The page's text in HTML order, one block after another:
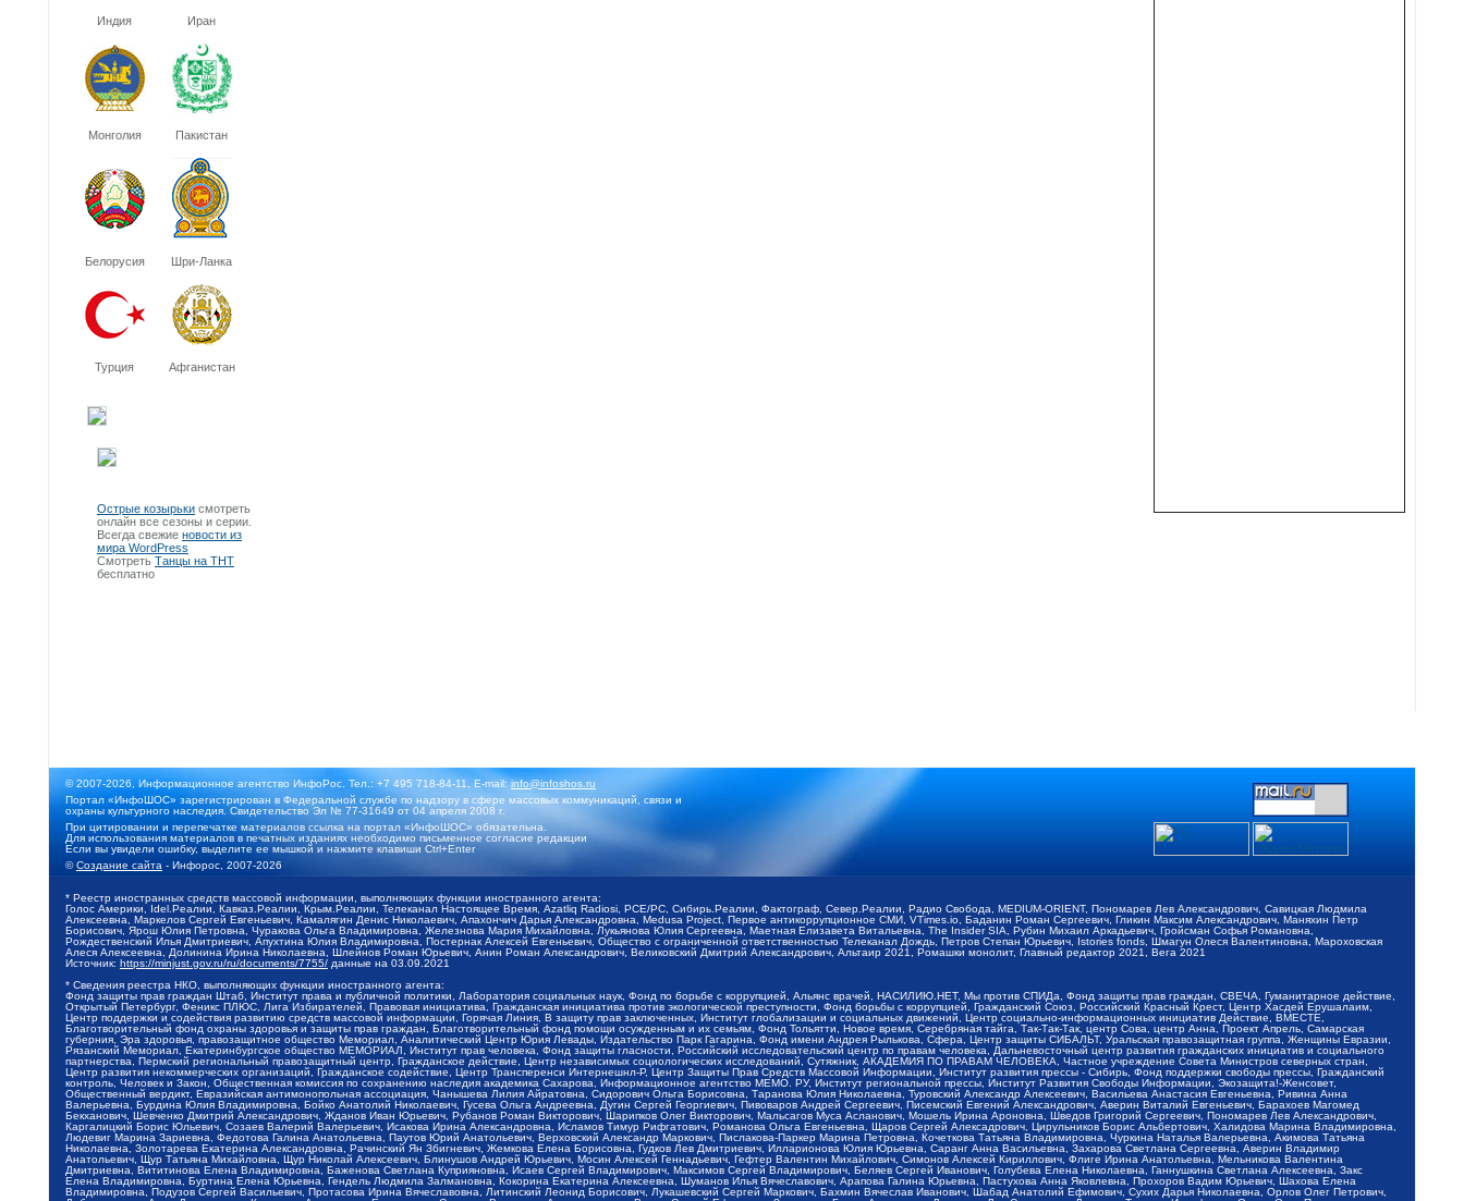
Индия Иран
Монголия Пакистан
Белорусия Шри-Ланка
Турция Афганистан
Острые козырьки смотреть
онлайн все сезоны и серии.
Всегда свежие новости из
мира WordPress
Смотреть Танцы на ТНТ
бесплатно
© 2007-2026, Информационное агентство ИнфоРос. Тел.: +7 495 718-84-11, E-mail:info@infoshos.ru
Портал «ИнфоШОС» зарегистрирован в Федеральной службе по надзору в сфере массовых коммуникаций, связи и
охраны культурного наследия. Свидетельство Эл № 77-31649 от 04 апреля 2008 г.
При цитировании и перепечатке материалов ссылка на портал «ИнфоШОС» обязательна.
Для использования материалов в печатных изданиях необходимо письменное согласие редакции
Если вы увидели ошибку, выделите ее мышкой и нажмите клавиши Ctrl+Enter
©Создание сайта - Инфорос, 2007-2026
* Реестр иностранных средств массовой информации, выполняющих функции иностранного агента:
Голос Америки, Idel.Реалии, Кавказ.Реалии, Крым.Реалии, Телеканал Настоящее Время, Azatliq Radiosi, PCE/PC, Сибирь.Реалии, Фактограф, Север.Реалии, Радио Свобода, MEDIUM-ORIENT, Пономарев Лев Александрович, Савицкая Людмила
Алексеевна, Маркелов Сергей Евгеньевич, Камалягин Денис Николаевич, Апахончич Дарья Александровна, Medusa Project, Первое антикоррупционное СМИ, VTimes.io, Баданин Роман Сергеевич, Гликин Максим Александрович, Маняхин Петр
Борисович, Ярош Юлия Петровна, Чуракова Ольга Владимировна, Железнова Мария Михайловна, Лукьянова Юлия Сергеевна, Маетная Елизавета Витальевна, The Insider SIA, Рубин Михаил Аркадьевич, Гройсман Софья Романовна,
Рождественский Илья Дмитриевич, Апухтина Юлия Владимировна, Постернак Алексей Евгеньевич, Общество с ограниченной ответственностью Телеканал Дождь, Петров Степан Юрьевич, Istories fonds, Шмагун Олеся Валентиновна, Мароховская
Алеся Алексеевна, Долинина Ирина Николаевна, Шлейнов Роман Юрьевич, Анин Роман Александрович, Великовский Дмитрий Александрович, Альтаир 2021, Ромашки монолит, Главный редактор 2021, Вега 2021
Источник: https://minjust.gov.ru/ru/documents/7755/ данные на 03.09.2021
* Сведения реестра НКО, выполняющих функции иностранного агента:
Фонд защиты прав граждан Штаб, Институт права и публичной политики, Лаборатория социальных наук, Фонд по борьбе с коррупцией, Альянс врачей, НАСИЛИЮ.НЕТ, Мы против СПИДа, Фонд защиты прав граждан, СВЕЧА, Гуманитарное действие,
Открытый Петербург, Феникс ПЛЮС, Лига Избирателей, Правовая инициатива, Гражданская инициатива против экологической преступности, Фонд борьбы с коррупцией, Гражданский Союз, Российский Красный Крест, Центр Хасдей Ерушалаим,
Центр поддержки и содействия развитию средств массовой информации, Горячая Линия, В защиту прав заключенных, Институт глобализации и социальных движений, Центр социально-информационных инициатив Действие, ВМЕСТЕ,
Благотворительный фонд охраны здоровья и защиты прав граждан, Благотворительный фонд помощи осужденным и их семьям, Фонд Тольятти, Новое время, Серебряная тайга, Так-Так-Так, центр Сова, центр Анна, Проект Апрель, Самарская
губерния, Эра здоровья, правозащитное общество Мемориал, Аналитический Центр Юрия Левады, Издательство Парк Гагарина, Фонд имени Андрея Рылькова, Сфера, Центр защиты СИБАЛЬТ, Уральская правозащитная группа, Женщины Евразии,
Рязанский Мемориал, Екатеринбургское общество МЕМОРИАЛ, Институт прав человека, Фонд защиты гласности, Российский исследовательский центр по правам человека, Дальневосточный центр развития гражданских инициатив и социального
партнерства, Пермский региональный правозащитный центр, Гражданское действие, Центр независимых социологических исследований, Сутяжник, АКАДЕМИЯ ПО ПРАВАМ ЧЕЛОВЕКА, Частное учреждение Совета Министров северных стран,
Центр развития некоммерческих организаций, Гражданское содействие, Центр Трансперенси Интернешнл-Р, Центр Защиты Прав Средств Массовой Информации, Институт развития прессы - Сибирь, Фонд поддержки свободы прессы, Гражданский
контроль, Человек и Закон, Общественная комиссия по сохранению наследия академика Сахарова, Информационное агентство МЕМО. РУ, Институт региональной прессы, Институт Развития Свободы Информации, Экозащита!-Женсовет,
Общественный вердикт, Евразийская антимонопольная ассоциация, Чанышева Лилия Айратовна, Сидорович Ольга Борисовна, Таранова Юлия Николаевна, Туровский Александр Алексеевич, Васильева Анастасия Евгеньевна, Ривина Анна
Валерьевна, Бурдина Юлия Владимировна, Бойко Анатолий Николаевич, Гусева Ольга Андреевна, Дугин Сергей Георгиевич, Пивоваров Андрей Сергеевич, Писемский Евгений Александрович, Аверин Виталий Евгеньевич, Барахоев Магомед
Бекханович, Шевченко Дмитрий Александрович, Жданов Иван Юрьевич, Рубанов Роман Викторович, Шарипков Олег Викторович, Мальсагов Муса Асланович, Мошель Ирина Ароновна, Шведов Григорий Сергеевич, Пономарев Лев Александрович,
Каргалицкий Борис Юльевич, Созаев Валерий Валерьевич, Исакова Ирина Александровна, Исламов Тимур Рифгатович, Романова Ольга Евгеньевна, Щаров Сергей Алексадрович, Цирульников Борис Альбертович, Халидова Марина Владимировна,
Людевиг Марина Зариевна, Федотова Галина Анатольевна, Паутов Юрий Анатольевич, Верховский Александр Маркович, Пислакова-Паркер Марина Петровна, Кочеткова Татьяна Владимировна, Чуркина Наталья Валерьевна, Акимова Татьяна
Николаевна, Золотарева Екатерина Александровна, Рачинский Ян Збигневич, Жемкова Елена Борисовна, Гудков Лев Дмитриевич, Илларионова Юлия Юрьевна, Саранг Анна Васильевна, Захарова Светлана Сергеевна, Аверин Владимир
Анатольевич, Щур Татьяна Михайловна, Щур Николай Алексеевич, Блинушов Андрей Юрьевич, Мосин Алексей Геннадьевич, Гефтер Валентин Михайлович, Симонов Алексей Кириллович, Флиге Ирина Анатольевна, Мельникова Валентина
Дмитриевна, Вититинова Елена Владимировна, Баженова Светлана Куприяновна, Исаев Сергей Владимирович, Максимов Сергей Владимирович, Беляев Сергей Иванович, Голубева Елена Николаевна, Ганнушкина Светлана Алексеевна, Закс
Елена Владимировна, Буртина Елена Юрьевна, Гендель Людмила Залмановна, Кокорина Екатерина Алексеевна, Шуманов Илья Вячеславович, Арапова Галина Юрьевна, Пастухова Анна Яковлевна, Прохоров Вадим Юрьевич, Шахова Елена
Владимировна, Подузов Сергей Васильевич, Протасова Ирина Вячеславовна, Литинский Леонид Борисович, Лукашевский Сергей Маркович, Бахмин Вячеслав Иванович, Шабад Анатолий Ефимович, Сухих Дарья Николаевна, Орлов Олег Петрович,